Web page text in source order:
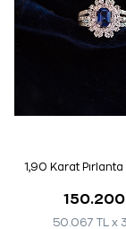
1,90 Karat
150.200
50.067 TL x